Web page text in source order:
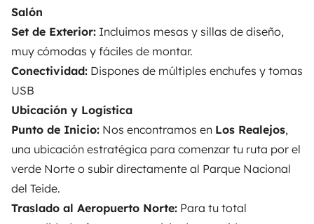
Salón
Set de Exterior: Incluimos mesas y sillas de diseño,
muy cómodas y fáciles de montar.
Conectividad: Dispones de múltiples enchufes y tomas
USB
Ubicación y Logística
Punto de Inicio: Nos encontramos en Los Realejos,
una ubicación estratégica para comenzar tu ruta por el
verde Norte o subir directamente al Parque Nacional
del Teide.
Traslado al Aeropuerto Norte: Para tu total
Anunciar un vehículo
Contrato de alquiler
Seguros de alquiler
Asistencias de alquiler
Ayuda propietario
Medios de pago segurosPago en varios plazos